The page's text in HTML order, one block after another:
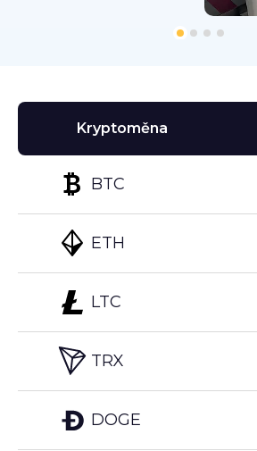
Kryptoměna
BTC
ETH
LTC
TRX
DOGE